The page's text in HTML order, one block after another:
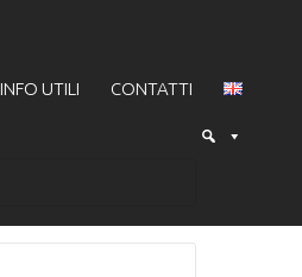
INFO UTILI CONTATTI